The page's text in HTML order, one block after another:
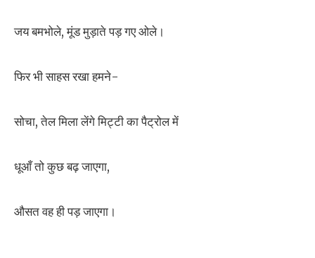
जय बमभोले, मूंड मुड़ाते पड़ गए ओले।
फिर भी साहस रखा हमने-
सोचा, तेल मिला लेंगे मिट्टी का पैट्रोल में
धूआँ तो कुछ बढ़ जाएगा,
औसत वह ही पड़ जाएगा।